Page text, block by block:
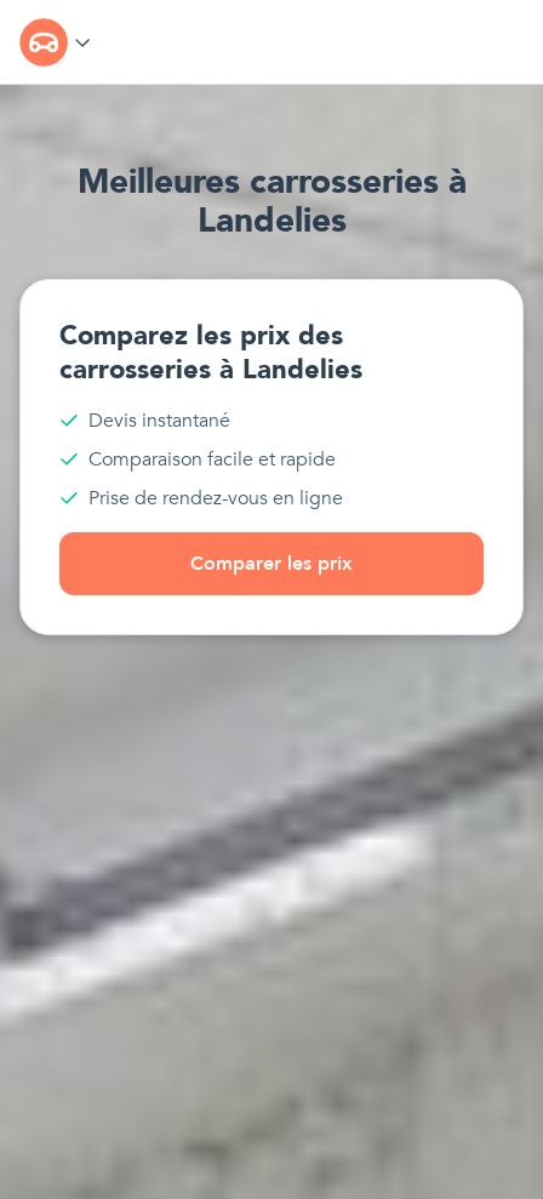
Meilleurescarrosseriesà
Landelies
Comparez les prix des
carrosseries à Landelies
Devis instantané
Comparaison facile et rapide
Prise de rendez-vous en ligne
Comparer les prix